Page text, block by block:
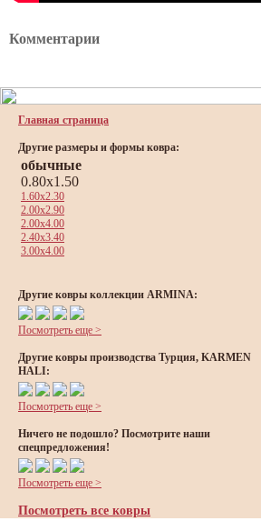
Комментарии
Главная страница
Другие размеры и формы ковра:
обычные
0.80x1.50
1.60x2.30
2.00x2.90
2.00x4.00
2.40x3.40
3.00x4.00
Другие ковры коллекции ARMINA:
Посмотреть еще >
Другие ковры производства Турция, KARMEN
HALI:
Посмотреть еще >
Ничего не подошло? Посмотрите наши
спецпредложения!
Посмотреть еще >
Посмотреть все ковры